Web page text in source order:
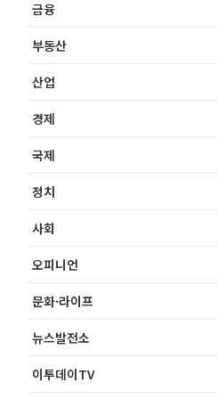
금융
부동산
산업
경제
국제
정치
사회
오피니언
문화·라이프
뉴스발전소
이투데이TV